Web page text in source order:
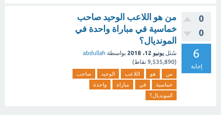
0
0
6
إجابة
من هو اللاعب الوحيد صاحب
خماسية في مباراة واحدة في
المونديال؟
سُئل يونيو 12، 2018 بواسطة abdullah
(
9,535,890 نقاط)
من هو اللاعب الوحيد
صاحب
خماسية
في مباراة
واحدة
المونديال؟